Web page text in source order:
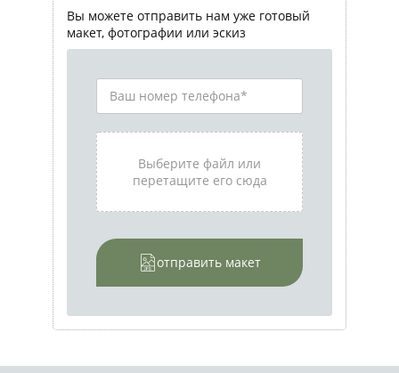
Вы можете отправить нам уже готовый
макет, фотографии или эскиз
Выберите файл или
перетащите его сюда
отправить макет